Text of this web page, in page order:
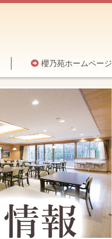
櫻乃苑ホームページ